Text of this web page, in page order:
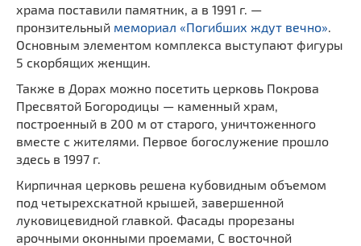
храма поставили памятник, а в 1991 г. —
пронзительный мемориал «Погибших ждут вечно»
Основным элементом комплекса выступают фигуры
5 скорбящих женщин.
Также в Дорах можно посетить церковь Покрова
Пресвятой Богородицы — каменный храм,
построенный в 200 м от старого, уничтоженного
вместе с жителями. Первое богослужение прошло
здесь в 1997 г.
Кирпичная церковь решена кубовидным объемом
под четырехскатной крышей, завершенной
луковицевидной главкой. Фасады прорезаны
арочными оконными проемами, С восточной